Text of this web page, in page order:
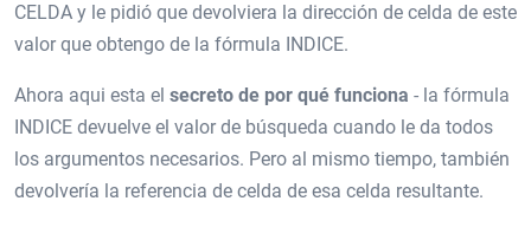
CELDA y le pidió que devolviera la dirección de celda de este
valor que obtengo de la fórmula INDICE.
Ahora aqui esta el secreto de por qué funciona - la fórmula
INDICE devuelve el valor de búsqueda cuando le da todos
los argumentos necesarios. Pero al mismo tiempo, también
devolvería la referencia de celda de esa celda resultante.